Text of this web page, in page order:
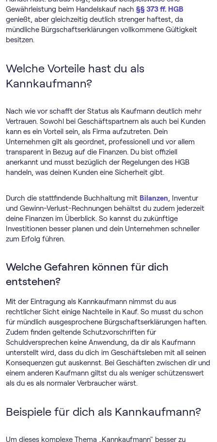
Gewährleistung beim Handelskauf nach §§ 373 ff. HGB
genießt, aber gleichzeitig deutlich strenger haftest, da
mündliche Bürgschaftserklärungen vollkommene Gültigkeit
besitzen.
Welche Vorteile hast du als
Kannkaufmann?
Nach wie vor schafft der Status als Kaufmann deutlich mehr
Vertrauen. Sowohl bei Geschäftspartnern als auch bei Kunden
kann es ein Vorteil sein, als Firma aufzutreten. Dein
Unternehmen gilt als geordnet, professionell und vor allem
transparent in Bezug auf die Finanzen. Du bist offiziell
anerkannt und musst bezüglich der Regelungen des HGB
handeln, was deinen Kunden eine Sicherheit gibt.
Durch die stattfindende Buchhaltung mit Bilanzen, Inventur
und Gewinn-Verlust-Rechnungen behältst du zudem jederzeit
deine Finanzen im Überblick. So kannst du zukünftige
Investitionen besser planen und dein Unternehmen schneller
zum Erfolg führen.
Welche Gefahren können für dich
entstehen?
Mit der Eintragung als Kannkaufmann nimmst du aus
rechtlicher Sicht einige Nachteile in Kauf. So musst du schon
für mündlich ausgesprochene Bürgschaftserklärungen haften.
Zudem finden geltende Schutzvorschriften für
Schuldversprechen keine Anwendung, da dir als Kaufmann
unterstellt wird, dass du dich im Geschäftsleben mit all seinen
Konsequenzen gut auskennst. Bei Geschäften zwischen dir und
einem anderen Kaufmann giltst du als weniger schützenswert
als du es als normaler Verbraucher wärst.
Beispiele für dich als Kannkaufmann?
Um dieses komplexe Thema „Kannkaufmann" besser zu